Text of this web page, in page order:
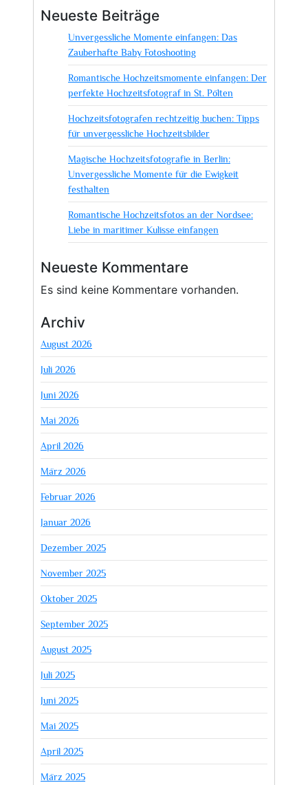
in
Neueste Beiträge
Unvergessliche Momente einfangen: Das
Zauberhafte Baby Fotoshooting
Romantische Hochzeitsmomente einfangen: Der
perfekte Hochzeitsfotograf in St. Pölten
Hochzeitsfotografen rechtzeitig buchen: Tipps
für unvergessliche Hochzeitsbilder
Magische Hochzeitsfotografie in Berlin:
Unvergessliche Momente für die Ewigkeit
festhalten
Romantische Hochzeitsfotos an der Nordsee:
Liebe in maritimer Kulisse einfangen
Neueste Kommentare
Es sind keine Kommentare vorhanden.
Archiv
August 2026
Juli 2026
Juni 2026
Mai 2026
April 2026
März 2026
Februar 2026
Januar 2026
Dezember 2025
November 2025
Oktober 2025
September 2025
August 2025
Juli 2025
Juni 2025
Mai 2025
April 2025
März 2025